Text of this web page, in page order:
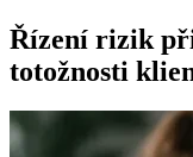
Řízení rizik
totožnosti